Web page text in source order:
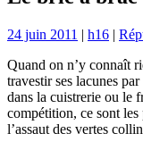
24 juin 2011 | h16 |
Quand on n’y connaît
travestir ses lacunes
dans la cuistrerie ou le
compétition, ce sont
l’assaut des vertes